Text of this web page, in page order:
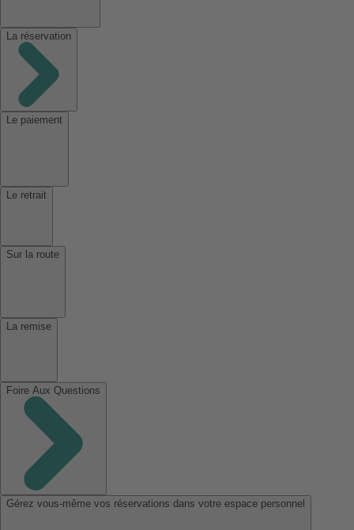
La réservation
Le paiement
Le retrait
Sur la route
La remise
Foire Aux Questions
Gérez vous-même vos réservations dans votre espace personnel